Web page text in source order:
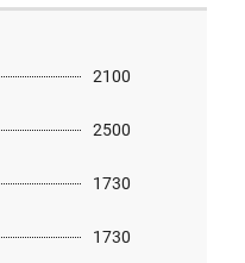
2100
2500
1730
1730